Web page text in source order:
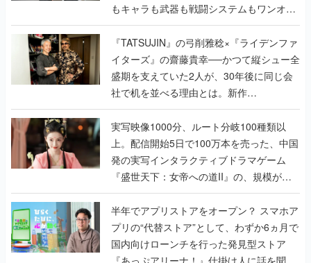
もキャラも武器も戦闘システムもワンオフ
で作り込まれた理由を両ディレクターに聞
く
『TATSUJIN』の弓削雅稔×『ライデンファ
イターズ』の齋藤貴幸──かつて縦シュー全
盛期を支えていた2人が、30年後に同じ会
社で机を並べる理由とは。新作
『TATSUJIN EXTREME』で初タッグを組
んだレジェンド2人に訊く開発秘話
実写映像1000分、ルート分岐100種類以
上。配信開始5日で100万本を売った、中国
発の実写インタラクティブドラマゲーム
『盛世天下：女帝への道II』の、規模が違
うこだわりをプロデューサーに聞いた
半年でアプリストアをオープン？ スマホア
プリの“代替ストア”として、わずか6ヵ月で
国内向けローンチを行った発見型ストア